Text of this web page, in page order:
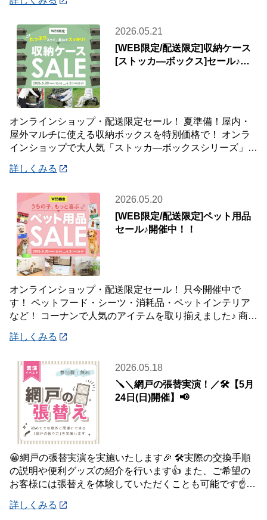
2026.05.21
[WEB限定/配送限定]収納ケース
[ストッカ―ボックス]セール♪屋
オンラインショップ・配送限定セール！ 夏準備！屋内・
屋外マルチに使える収納ボックスを特別価格で！ オンラ
インショップで大人気「ストッカ―ボックスシリーズ」
詳しくみる
2026.05.20
[WEB限定/配送限定]ペット用品
セール♪開催中！！
オンラインショップ・配送限定セール！ 只今開催中で
す！ ペットフード・シーツ・消耗品・ペットインテリア
など！ コーナンで人気のアイテムを取り揃えました♪ 商品
詳しくみる
2026.05.18
🪛＼網戸の張替実演！／🛠️【5月
24日(日)開催】📢
😀網戸の張替実演を実施いたします🎉 🛠️実際の交換手順
の説明や便利グッズの紹介を行います👍 また、ご希望の
お客様には張替えを体験していただくことも可能です☝️
詳しくみる